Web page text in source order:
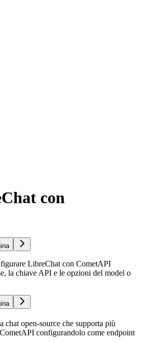
con
LibreChat con CometAPI
la chiave API e le opzioni del model o
chat open-source che supporta più
configurandolo come endpoint